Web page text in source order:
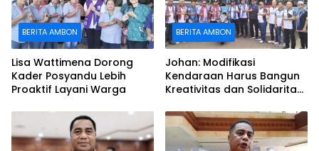
BERITA AMBON
Lisa Wattimena Dorong
Kader Posyandu Lebih
Proaktif Layani Warga
BERITA AMBON
Johan: Modifikasi
Kendaraan Harus Bangun
Kreativitas dan Solidaritas